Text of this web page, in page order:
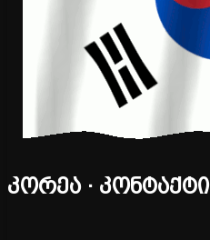
კორეა · კონტაქტი